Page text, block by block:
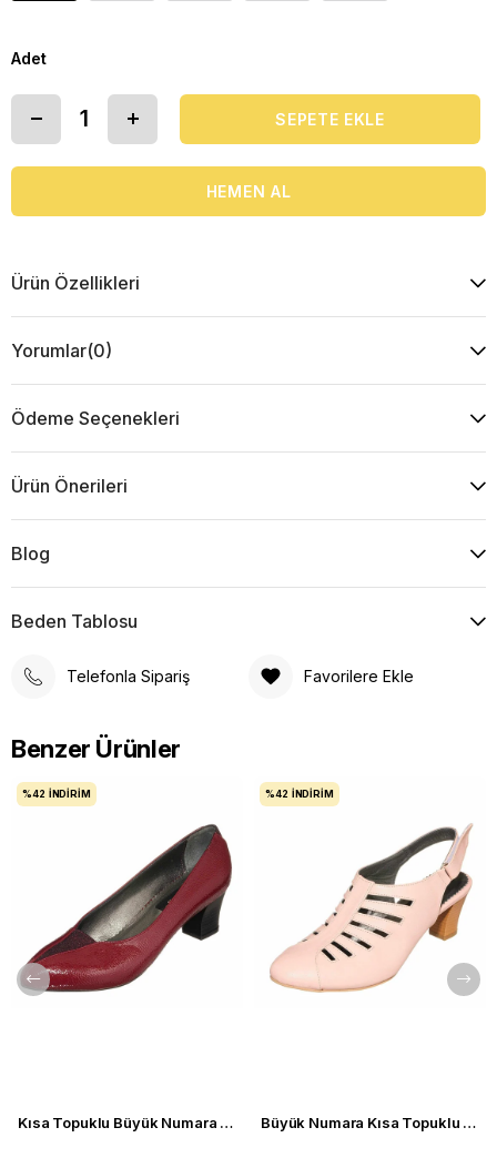
Adet
Ürün Özellikleri
Yorumlar(0)
Ödeme Seçenekleri
Ürün Önerileri
Blog
Beden Tablosu
Telefonla Sipariş Favorilere Ekle
Benzer Ürünler
Kısa Topuklu Büyük Numara Kadın Stiletto Ayakkabı KDR1019 Bordo
%42 İNDIRIM
Büyük Numara Kısa Topuklu Kadın Ayakkabısı KDR1841 Pudra
%42 İNDIRIM